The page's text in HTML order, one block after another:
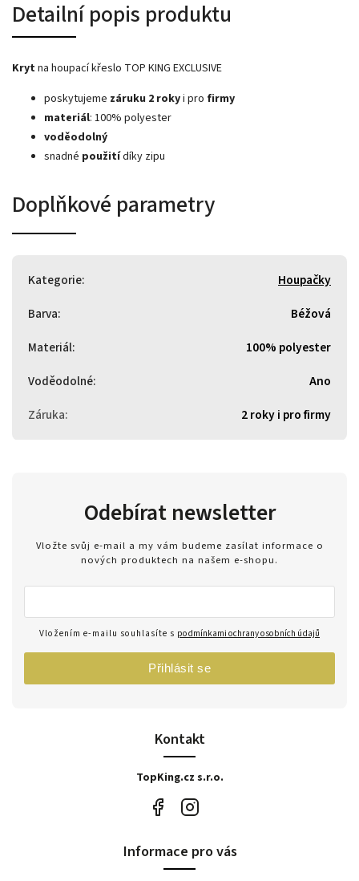
Detailní popis produktu
Krytna houpací křeslo TOP KING EXCLUSIVE
poskytujeme záruku 2 rokyi pro firmy
materiál: 100% polyester
voděodolný
snadné použitídíky zipu
Doplňkové parametry
Kategorie:
Houpačky
Barva:
Béžová
Materiál:
100% polyester
Voděodolné:
Ano
Záruka: 2 roky i pro firmy
Kontakt
TopKing.cz s.r.o.
Odebírat newsletter
Vložte svůj e-mail a my vám budeme zasílat informace o
nových produktech na našem e-shopu.
Vložením e-mailu souhlasíte s podmínkami ochrany osobních údajů
Přihlásit se
Informace pro vás